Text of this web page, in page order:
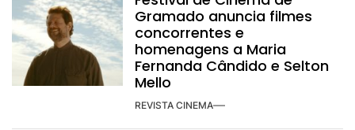
Gramado anuncia filmes
concorrentes e
homenagens a Maria
Fernanda Cândido e Selton
Mello
REVISTA CINEMA